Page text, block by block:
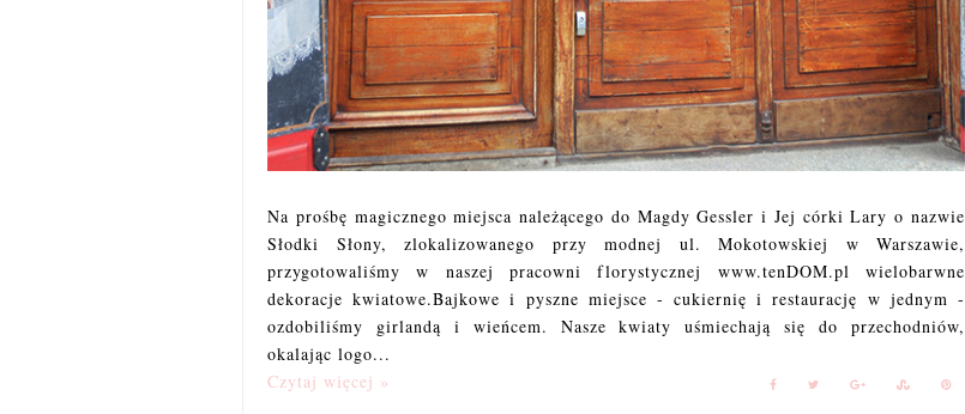
Na prośbę magicznego miejsca należącego do Magdy Gessler i Jej córki Lary o nazwie
Słodki Słony, zlokalizowanego przy modnej ul. Mokotowskiej w Warszawie,
przygotowaliśmy w naszej pracowni florystycznej www.tenDOM.pl wielobarwne
dekoracje kwiatowe.Bajkowe i pyszne miejsce - cukiernię i restaurację w jednym -
ozdobiliśmy girlandą i wieńcem. Nasze kwiaty uśmiechają się do przechodniów,
okalając logo...
Czytaj więcej »